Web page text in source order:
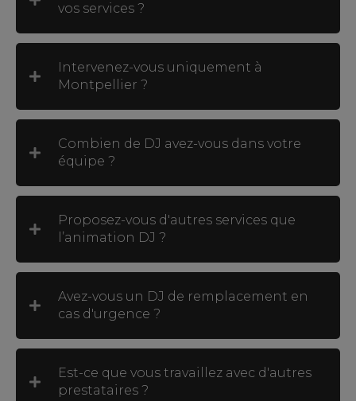
vos services ?
Intervenez-vous uniquement à
Montpellier ?
Combien de DJ avez-vous dans votre
équipe ?
Proposez-vous d'autres services que
l’animation DJ ?
Avez-vous un DJ de remplacement en
cas d'urgence ?
Est-ce que vous travaillez avec d'autres
prestataires ?